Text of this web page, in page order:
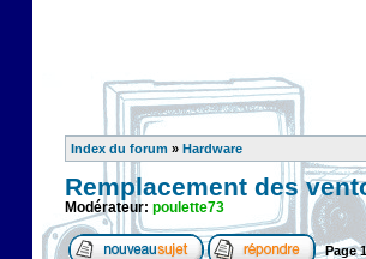
Index du forum » Hardware
Remplacement des
Modérateur: poulette73
Page1